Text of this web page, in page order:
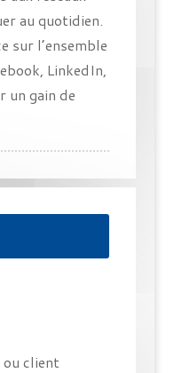
au quotidien.
sur l’ensemble
LinkedIn,
un gain de
client